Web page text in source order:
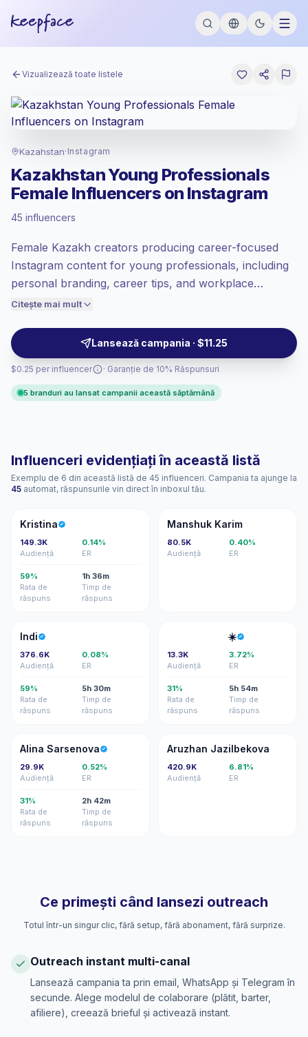
Vizualizează toate listele
Kazahstan· Instagram
Kazakhstan Young Professionals
Female Influencers on Instagram
45 influencers
Female Kazakh creators producing career-focused
Instagram content for young professionals, including
personal branding, career tips, and workplace
lifestyle. Their feeds attract engaged early-career
professional journeys—suitable for talent, education,
and B2B outreach with campaign-ready metrics.
Citește mai mult
Lansează campania · $11.25
$0.25 per influencer
prețuiește la rata piață standard setată de
Reach mixt, audiențele mai mari = mai mult
valoare per contact.
Engagement sănătos(2.4% ER mediu),
bine, deci prețuim în consecință.
· Garanție de 10% Răspunsuri
5 branduri au lansat campanii această săptămână
Influenceri evidențiați în această listă
Exemplu de 6 din această listă de 45 influenceri. Campania ta ajunge la
45 automat, răspunsurile vin direct în inboxul tău.
K
Kristina
149.3K
Audiență
0.14%
ER
59%
Rata de
răspuns
1h 36m
Timp de
răspuns
MK
Manshuk Karim
80.5K
Audiență
0.40%
ER
Indi
376.6K
Audiență
0.08%
ER
59%
Rata de
răspuns
5h 30m
Timp de
răspuns
⠀ ⠀⠀⠀⠀⠀⠀⠀ ☀️
13.3K
Audiență
3.72%
ER
31%
Rata de
răspuns
5h 54m
Timp de
răspuns
AS
Alina Sarsenova
29.9K
Audiență
0.52%
ER
31%
Rata de
răspuns
2h 42m
Timp de
răspuns
AJ
Aruzhan Jazilbekova
420.9K
Audiență
6.81%
ER
Ce primești când lansezi outreach
Totul într-un singur clic, fără setup, fără abonament, fără surprize.
Outreach instant multi-canal
Lansează campania ta prin email, WhatsApp și Telegram în
secunde. Alege modelul de colaborare (plătit, barter,
afiliere), creează brieful și activează instant.